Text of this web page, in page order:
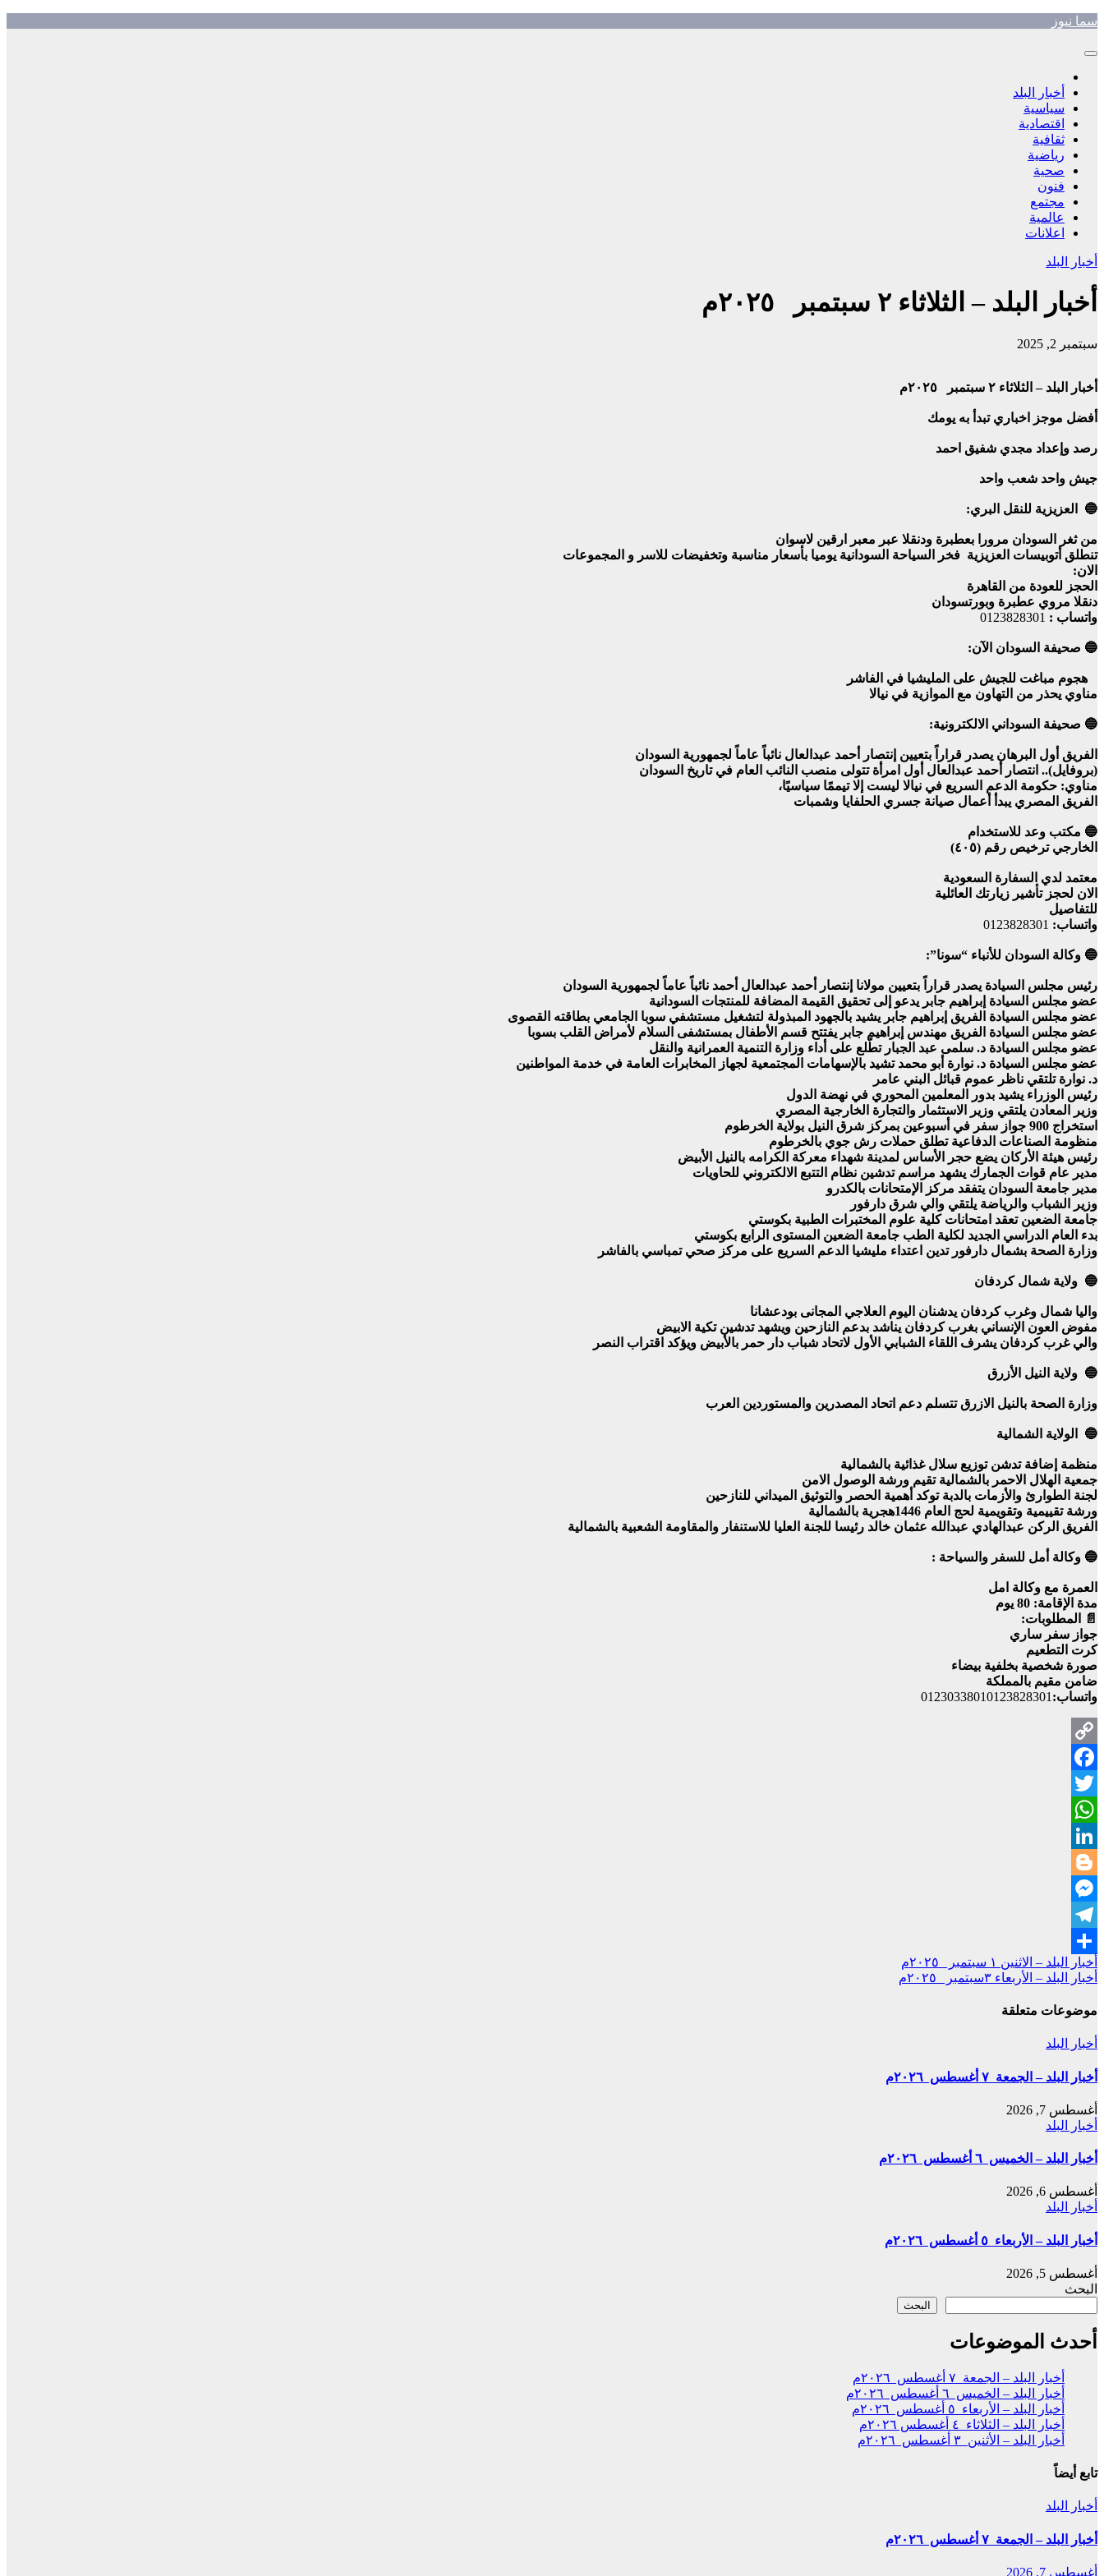
Skip
content
سما نيوز
أخبار البلد
سياسية
اقتصادية
ثقافية
رياضية
صحية
فنون
مجتمع
عالمية
اعلانات
أخبار البلد
أخبار البلد – الثلاثاء ٢ سبتمبر ٢٠٢٥م
سبتمبر 2, 2025
أخبار البلد – الثلاثاء ٢ سبتمبر ٢٠٢٥م
أفضل موجز اخباري تبدأ به يومك
رصد وإعداد مجدي شفيق احمد
جيش واحد شعب واحد
🔵 العزيزية للنقل البري:
من ثغر السودان مرورا بعطبرة ودنقلا عبر معبر ارقين لاسوان
تنطلق أتوبيسات العزيزية فخر السياحة السودانية يوميا بأسعار مناسبة وتخفيضات للاسر و المجموعات
الان:
الحجز للعودة من القاهرة
دنقلا مروي عطبرة وبورتسودان
واتساب : 0123828301
🔵 صحيفة السودان الآن:
هجوم مباغت للجيش على المليشيا في الفاشر
مناوي يحذر من التهاون مع الموازية في نيالا
🔵 صحيفة السوداني الالكترونية:
الفريق أول البرهان يصدر قراراً بتعيين إنتصار أحمد عبدالعال نائباً عاماً لجمهورية السودان
(بروفايل).. انتصار أحمد عبدالعال أول امرأة تتولى منصب النائب العام في تاريخ السودان
مناوي: حكومة الدعم السريع في نيالا ليست إلا تيممًا سياسيًا،
الفريق المصري يبدأ أعمال صيانة جسري الحلفايا وشمبات
🔵 مكتب وعد للاستخدام
الخارجي ترخيص رقم (٤٠٥)
معتمد لدي السفارة السعودية
الان لحجز تأشير زيارتك العائلية
للتفاصيل
واتساب: 0123828301
🔵 وكالة السودان للأنباء “سونا”:
رئيس مجلس السيادة يصدر قراراً بتعيين مولانا إنتصار أحمد عبدالعال أحمد نائباً عاماً لجمهورية السودان
عضو مجلس السيادة إبراهيم جابر يدعو إلى تحقيق القيمة المضافة للمنتجات السودانية
عضو مجلس السيادة الفريق إبراهيم جابر يشيد بالجهود المبذولة لتشغيل مستشفي سوبا الجامعي بطاقته القصوى
عضو مجلس السيادة الفريق مهندس إبراهيم جابر يفتتح قسم الأطفال بمستشفى السلام لأمراض القلب بسوبا
عضو مجلس السيادة د. سلمى عبد الجبار تطّلع على أداء وزارة التنمية العمرانية والنقل
عضو مجلس السيادة د. نوارة أبو محمد تشيد بالإسهامات المجتمعية لجهاز المخابرات العامة في خدمة المواطنين
د. نوارة تلتقي ناظر عموم قبائل البني عامر
رئيس الوزراء يشيد بدور المعلمين المحوري في نهضة الدول
وزير المعادن يلتقي وزير الاستثمار والتجارة الخارجية المصري
استخراج 900 جواز سفر في أسبوعين بمركز شرق النيل بولاية الخرطوم
منظومة الصناعات الدفاعية تطلق حملات رش جوي بالخرطوم
رئيس هيئة الأركان يضع حجر الأساس لمدينة شهداء معركة الكرامه بالنيل الأبيض
مدير عام قوات الجمارك يشهد مراسم تدشين نظام التتبع الالكتروني للحاويات
مدير جامعة السودان يتفقد مركز الإمتحانات بالكدرو
وزير الشباب والرياضة يلتقي والي شرق دارفور
جامعة الضعين تعقد امتحانات كلية علوم المختبرات الطبية بكوستي
بدء العام الدراسي الجديد لكلية الطب جامعة الضعين المستوى الرابع بكوستي
وزارة الصحة بشمال دارفور تدين اعتداء مليشيا الدعم السريع على مركز صحي تمباسي بالفاشر
🔵 ولاية شمال كردفان
واليا شمال وغرب كردفان يدشنان اليوم العلاجي المجانى بودعشانا
مفوض العون الإنساني بغرب كردفان يناشد بدعم النازحين ويشهد تدشين تكية الابيض
والي غرب كردفان يشرف اللقاء الشبابي الأول لاتحاد شباب دار حمر بالأبيض ويؤكد اقتراب النصر
🔵 ولاية النيل الأزرق
وزارة الصحة بالنيل الازرق تتسلم دعم اتحاد المصدرين والمستوردين العرب
🔵 الولاية الشمالية
منظمة إضافة تدشن توزيع سلال غذائية بالشمالية
جمعية الهلال الاحمر بالشمالية تقيم ورشة الوصول الامن
لجنة الطوارئ والأزمات بالدبة توكد أهمية الحصر والتوثيق الميداني للنازحين
ورشة تقييمية وتقويمية لحج العام 1446هجرية بالشمالية
الفريق الركن عبدالهادي عبدالله عثمان خالد رئيسا للجنة العليا للاستنفار والمقاومة الشعبية بالشمالية
🔵 وكالة أمل للسفر والسياحة :
العمرة مع وكالة امل
مدة الإقامة: 80 يوم
📄 المطلوبات:
جواز سفر ساري
كرت التطعيم
صورة شخصية بخلفية بيضاء
ضامن مقيم بالمملكة
واتساب: 01230338010123828301
Copy
Link
Facebook
Twitter
WhatsApp
LinkedIn
Blogger
Messenger
Telegram
Share
تصفّح
المقالات
أخبار البلد – الاثنين ١ سبتمبر ٢٠٢٥م
أخبار البلد – الأربعاء ٣سبتمبر ٢٠٢٥م
موضوعات متعلقة
أخبار البلد
أخبار البلد – الجمعة ٧ أغسطس ٢٠٢٦م
أغسطس 7, 2026
أخبار البلد
أخبار البلد – الخميس ٦ أغسطس ٢٠٢٦م
أغسطس 6, 2026
أخبار البلد
أخبار البلد – الأربعاء ٥ أغسطس ٢٠٢٦م
أغسطس 5, 2026
البحث
البحث
أحدث الموضوعات
أخبار البلد – الجمعة ٧ أغسطس ٢٠٢٦م
أخبار البلد – الخميس ٦ أغسطس ٢٠٢٦م
أخبار البلد – الأربعاء ٥ أغسطس ٢٠٢٦م
أخبار البلد – الثلاثاء ٤ أغسطس ٢٠٢٦م
أخبار البلد – الأثنين ٣ أغسطس ٢٠٢٦م
تابع أيضاً
أخبار البلد
أخبار البلد – الجمعة ٧ أغسطس ٢٠٢٦م
أغسطس 7, 2026